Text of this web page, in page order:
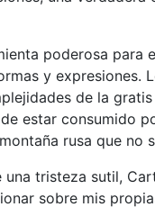
poderosa
y expresiones.
de la
estar consumido
rusa que no
tristeza sutil,
sobre mis